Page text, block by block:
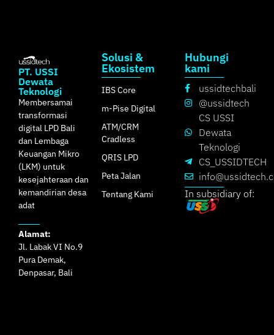
PT. USSI
Dewata
Teknologi
Membersamai
transformasi
digital LPD Bali
dan Lembaga
Keuangan Mikro
(LKM) untuk
kesejahteraan dan
kemandirian desa
adat
Alamat:
Jl. Labak VI No.9
Pura Demak,
Denpasar, Bali
Solusi &
Ekosistem
IBS Core
m-Pise Digital
ATM/CRM
Cradless
QRIS LPD
Peta Jalan
Tentang Kami
Hubungi
kami
ussidtechbali
@ussidtech
CS USSI
Dewata
Teknologi
CS_USSIDTECH
In subsidiary of: